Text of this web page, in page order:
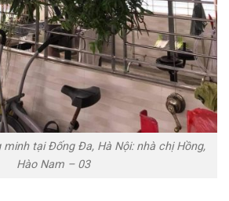
minh tại Đống Đa, Hà Nội: nhà chị Hồng,
Hào Nam – 03